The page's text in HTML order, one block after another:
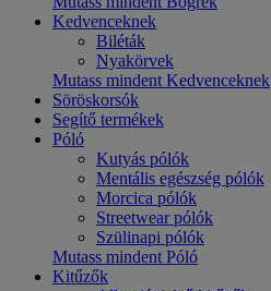
Kedvenceknek
Biléták
Nyakörvek
Mutass mindent Kedvenceknek
Söröskorsók
Segítő termékek
Póló
Kutyás pólók
Mentális egészség pólók
Morcica pólók
Streetwear pólók
Szülinapi pólók
Mutass mindent Póló
Kitűzők